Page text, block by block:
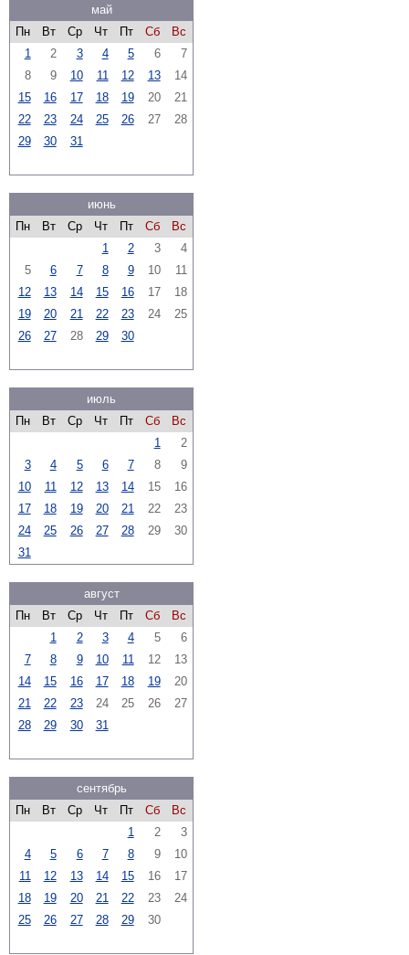
май
Пн
Вт Ср Чт Пт Сб
Вс
1
2 3 4 5 6
7
8
9 10 11 12 13
14
15
16 17 18 19 20
21
22
23 24 25 26 27
28
29
30 31
июнь
Пн
Вт Ср Чт Пт Сб
Вс
1
2 3
4
5
6 7 8 9 10
11
12
13 14 15 16 17
18
19
20 21 22 23 24
25
26
27 28 29 30
июль
Пн
Вт Ср Чт Пт Сб
Вс
1
2
3
4 5 6 7 8
9
10
11 12 13 14 15
16
17
18 19 20 21 22
23
24
25 26 27 28 29
30
31
август
Пн
Вт Ср Чт Пт Сб
Вс
1
2 3 4 5
6
7
8 9 10 11 12
13
14
15 16 17 18 19
20
21
22 23 24 25 26
27
28
29 30 31
сентябрь
Пн
Вт Ср Чт Пт Сб
Вс
1
2
3
4
5 6 7 8 9
10
11
12 13 14 15 16
17
18
19 20 21 22 23
24
25
26 27 28 29 30